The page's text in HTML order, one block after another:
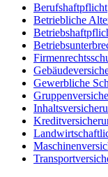
Berufshaftpflicht
Betriebliche
Gewerbliche